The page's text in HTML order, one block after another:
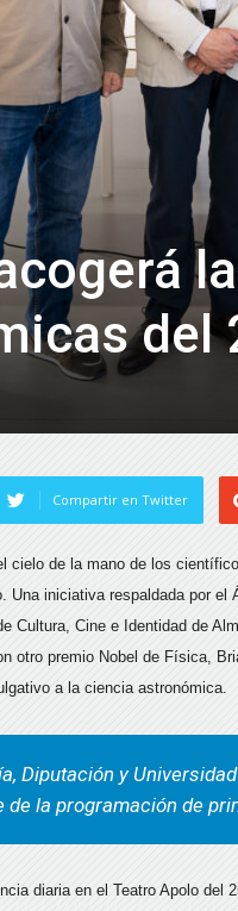
del
Compartir en Twitter
cielo de la mano de los
Una iniciativa respaldada por el
Cultura, Cine e Identidad de
otro premio Nobel de Física,
a la ciencia astronómica.
Diputación y
la programación de
diaria en el Teatro Apolo del